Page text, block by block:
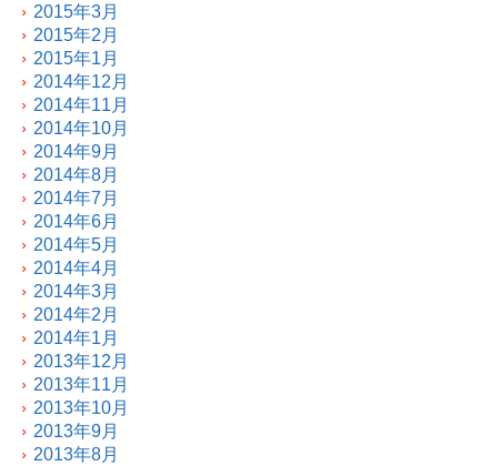
2015年3月
2015年2月
2015年1月
2014年12月
2014年11月
2014年10月
2014年9月
2014年8月
2014年7月
2014年6月
2014年5月
2014年4月
2014年3月
2014年2月
2014年1月
2013年12月
2013年11月
2013年10月
2013年9月
2013年8月